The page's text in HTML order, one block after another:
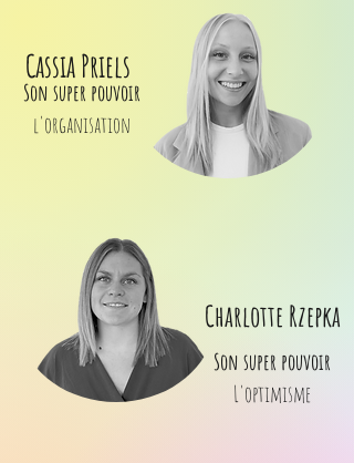
Son super pouvoir
l'organisation
Son super pouvoir
L'optimisme
Charlotte Rzepka
Cassia Priels